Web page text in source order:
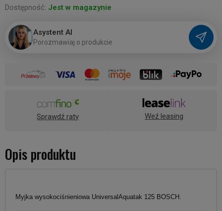
Dostępność: Jest w magazynie
Asystent AI
Porozmawiaj o produkcie
Sprawdź raty Weź leasing
Opis produktu
Myjka wysokociśnieniowa UniversalAquatak 125 BOSCH.